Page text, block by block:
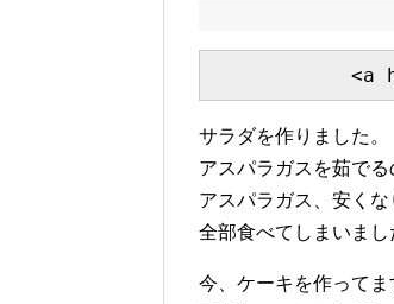
サラダを作りました。
アスパラガスを茹でる
アスパラガス、安く
全部食べてしまいまし
今、ケーキを作ってま